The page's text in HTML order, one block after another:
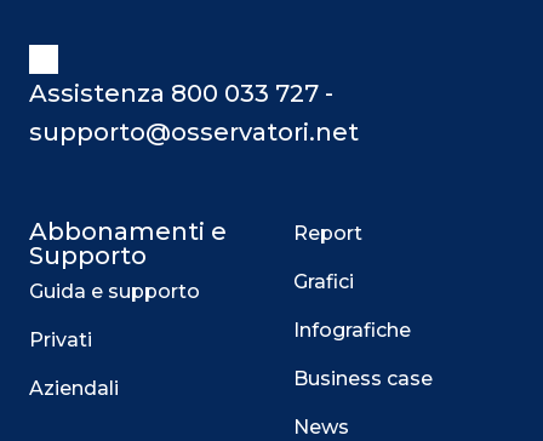
Assistenza 800 033 727 -
supporto@osservatori.net
Abbonamenti e
Supporto
Guida e supporto
Privati
Aziendali
Report
Grafici
Infografiche
Business case
News